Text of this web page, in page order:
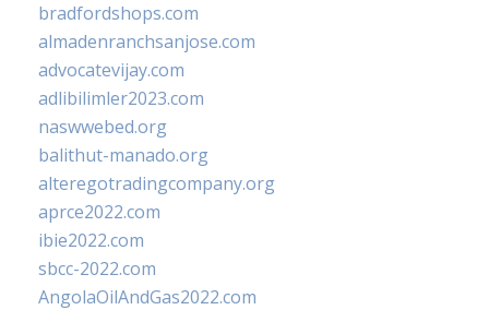
bradfordshops.com
almadenranchsanjose.com
advocatevijay.com
adlibilimler2023.com
naswwebed.org
balithut-manado.org
alteregotradingcompany.org
aprce2022.com
ibie2022.com
sbcc-2022.com
AngolaOilAndGas2022.com